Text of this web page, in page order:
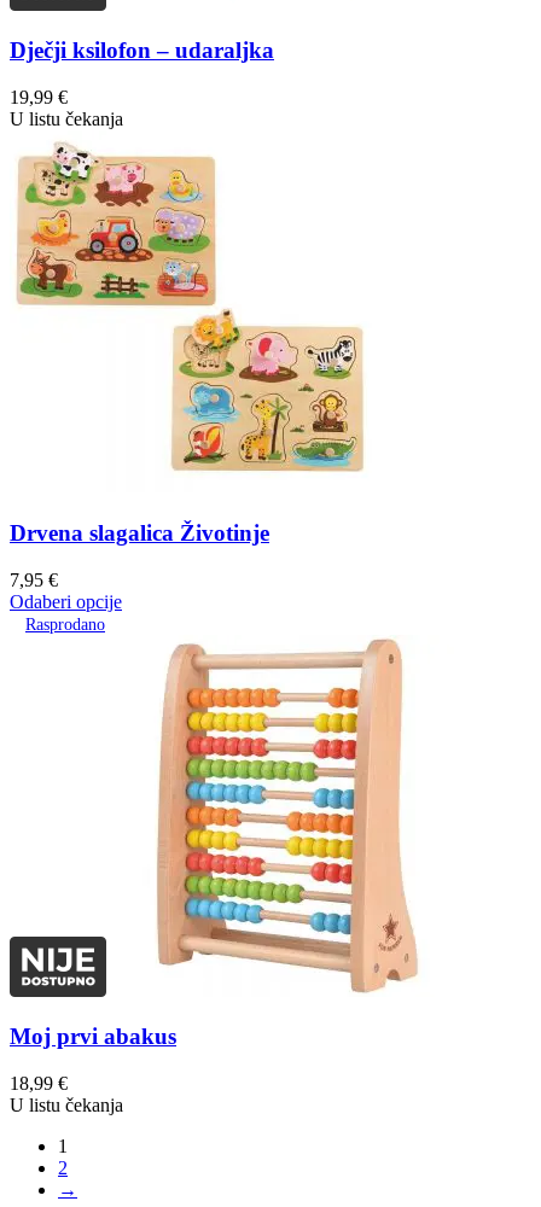
Dječji ksilofon – udaraljka
19,99 €
U listu čekanja
Drvena slagalica Životinje
7,95 €
Odaberi opcije
Rasprodano
Moj prvi abakus
18,99 €
U listu čekanja
1
2
→